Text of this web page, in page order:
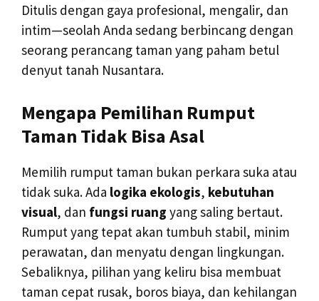
Ditulis dengan gaya profesional, mengalir, dan
intim—seolah Anda sedang berbincang dengan
seorang perancang taman yang paham betul
denyut tanah Nusantara.
Mengapa Pemilihan Rumput
Taman Tidak Bisa Asal
Memilih rumput taman bukan perkara suka atau
tidak suka. Ada logika ekologis, kebutuhan
visual, dan fungsi ruang yang saling bertaut.
Rumput yang tepat akan tumbuh stabil, minim
perawatan, dan menyatu dengan lingkungan.
Sebaliknya, pilihan yang keliru bisa membuat
taman cepat rusak, boros biaya, dan kehilangan